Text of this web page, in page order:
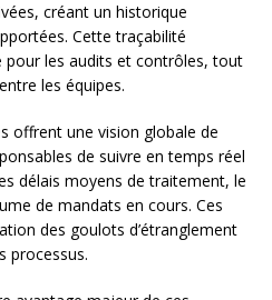
créant un historique
Cette traçabilité
pour les audits et contrôles, tout
les équipes.
offrent une vision globale de
de suivre en temps réel
délais moyens de traitement, le
de mandats en cours. Ces
des goulots d’étranglement
processus.